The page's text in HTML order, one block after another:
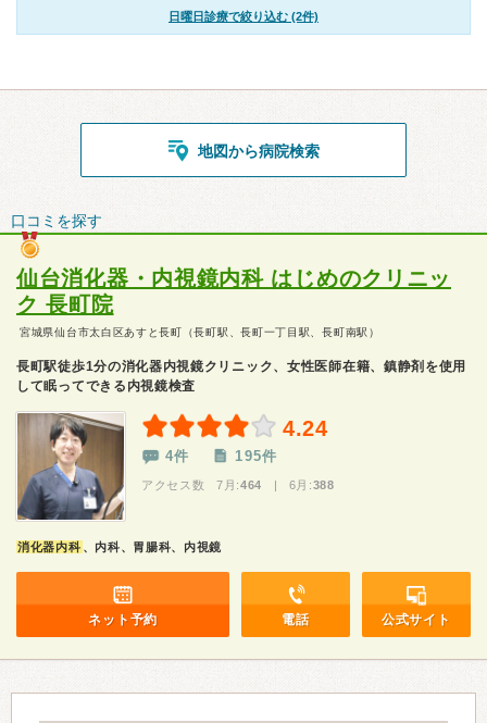
日曜日診療で絞り込む (2件)
地図から病院検索
口コミを探す
仙台消化器・内視鏡内科 はじめのクリニッ
ク 長町院
宮城県仙台市太白区あすと長町（長町駅、長町一丁目駅、長町南駅）
長町駅徒歩1分の消化器内視鏡クリニック、女性医師在籍、鎮静剤を使用
して眠ってできる内視鏡検査
4.24
4件 195件
アクセス数 7月:464 | 6月:388
消化器内科 、内科、胃腸科、内視鏡
ネット予約 電話 公式サイト